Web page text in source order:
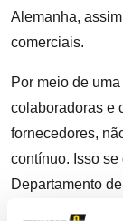
Alemanha,
comerciais.
Por meio de
colaboradoras e
fornecedores,
contínuo. Isso
Departamento
Centro de